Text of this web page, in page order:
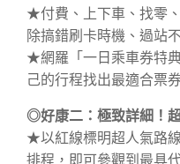
★付費、上下車、找零
除搞錯刷卡時機、過站
★網羅「一日乘車券特
己的行程找出最適合票
◎好康二：極致詳細！
★以紅線標明超人氣路
排程，即可參觀到最具